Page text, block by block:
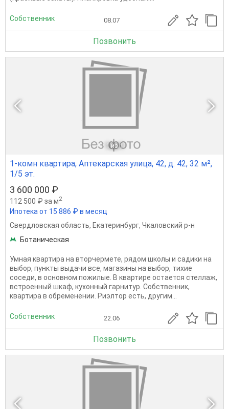
Собственник 08.07
Позвонить
1 из 1
1-комн квартира, Аптекарская улица, 42, д. 42, 32 м²,
1/5 эт.
3 600 000 ₽
112 500 ₽ за м2
Ипотека от 15 886 ₽ в месяц
Свердловская область, Екатеринбург, Чкаловский р-н
Ботаническая
Умная квартира на вторчермете, рядом школы и садики на
выбор, пункты выдачи все, магазины на выбор, тихие
соседи, в основном пожилые. В квартире остается стеллаж,
встроенный шкаф, кухонный гарнитур. Собственник,
квартира в обременении. Риэлтор есть, другим...
Собственник 22.06
Позвонить